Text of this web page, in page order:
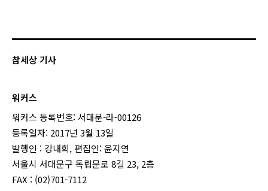
참세상 기사
워커스
워커스 등록번호: 서대문-라-00126
등록일자: 2017년 3월 13일
발행인 : 강내희, 편집인: 윤지연
서울시 서대문구 독립문로 8길 23, 2층
FAX : (02)701-7112